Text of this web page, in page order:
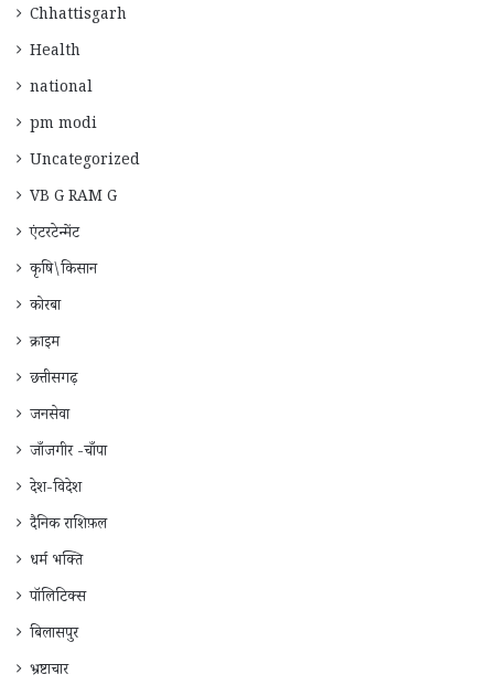
Chhattisgarh
Health
national
pm modi
Uncategorized
VB G RAM G
एंटरटेन्मेंट
कृषि\किसान
कोरबा
क्राइम
छत्तीसगढ़
जनसेवा
जाँजगीर -चाँपा
देश-विदेश
दैनिक राशिफ़ल
धर्म भक्ति
पॉलिटिक्स
बिलासपुर
भ्रष्टाचार